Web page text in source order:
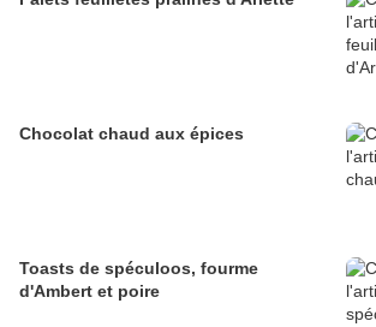
Chocolat chaud aux épices
Toasts de spéculoos, fourme
d'Ambert et poire